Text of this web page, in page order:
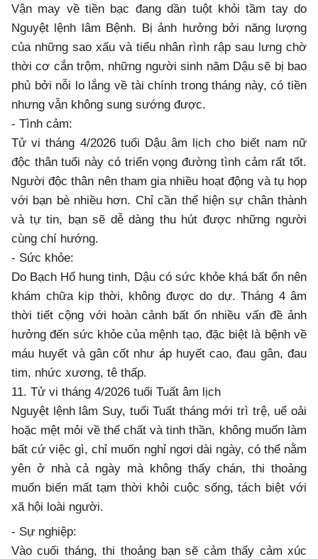
Vận may về tiền bạc đang dần tuột khỏi tầm tay do
Nguyệt lệnh lâm Bệnh. Bị ảnh hưởng bởi năng lượng
của những sao xấu và tiểu nhân rình rập sau lưng chờ
thời cơ cắn trộm, những người sinh năm Dậu sẽ bị bao
phủ bởi nỗi lo lắng về tài chính trong tháng này, có tiền
nhưng vẫn không sung sướng được.
- Tình cảm:
Tử vi tháng 4/2026 tuổi Dậu âm lịch cho biết nam nữ
độc thân tuổi này có triển vọng đường tình cảm rất tốt.
Người độc thân nên tham gia nhiều hoạt động và tụ họp
với bạn bè nhiều hơn. Chỉ cần thể hiện sự chân thành
và tự tin, bạn sẽ dễ dàng thu hút được những người
cùng chí hướng.
- Sức khỏe:
Do Bạch Hổ hung tinh, Dậu có sức khỏe khá bất ổn nên
khám chữa kịp thời, không được do dự. Tháng 4 âm
thời tiết cộng với hoàn cảnh bất ổn nhiều vấn đề ảnh
hưởng đến sức khỏe của mệnh tạo, đặc biệt là bệnh về
máu huyết và gân cốt như áp huyết cao, đau gân, đau
tim, nhức xương, tê thấp.
11. Tử vi tháng 4/2026 tuổi Tuất âm lịch
Nguyệt lệnh lâm Suy, tuổi Tuất tháng mới trì trệ, uể oải
hoặc mệt mỏi về thể chất và tinh thần, không muốn làm
bất cứ việc gì, chỉ muốn nghỉ ngơi dài ngày, có thể nằm
yên ở nhà cả ngày mà không thấy chán, thi thoảng
muốn biến mất tạm thời khỏi cuộc sống, tách biệt với
xã hội loài người.
- Sự nghiệp:
Vào cuối tháng, thi thoảng bạn sẽ cảm thấy cảm xúc